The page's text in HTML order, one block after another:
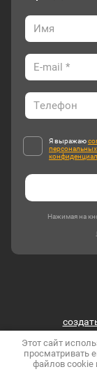
Я выражаю
Нажимая на
Этот сайт
просматривать
файлов cookie